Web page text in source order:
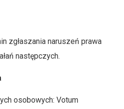
zgłaszania naruszeń prawa
następczych.
osobowych: Votum